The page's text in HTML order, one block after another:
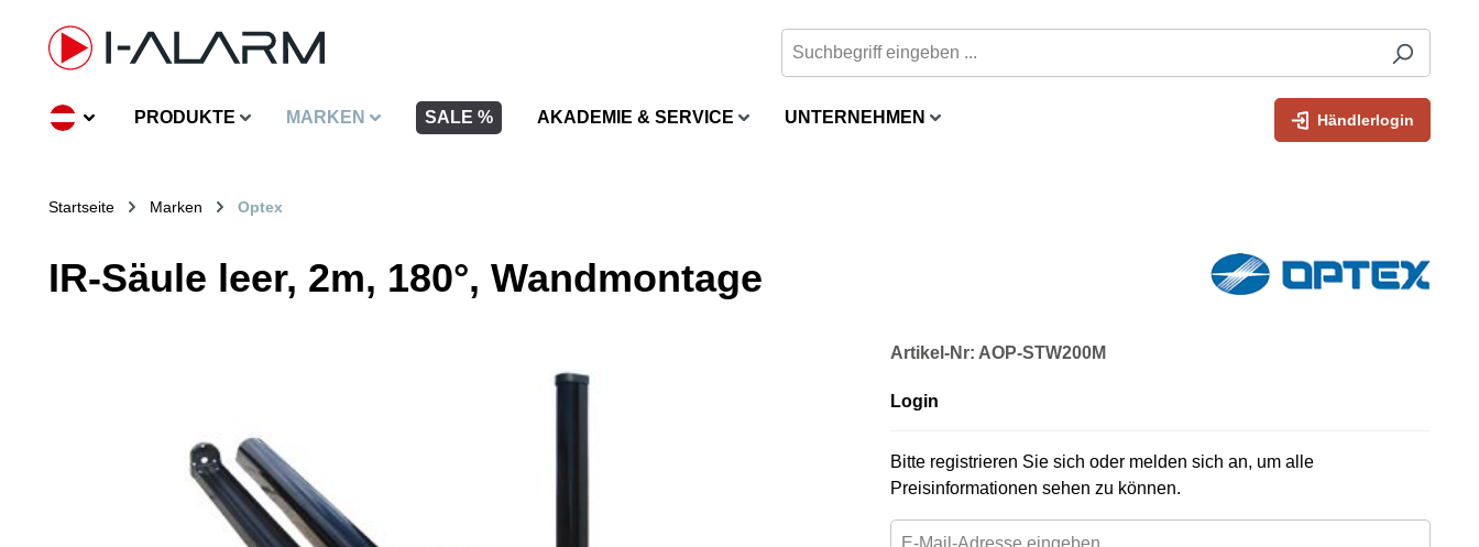
springen
PRODUKTE MARKEN SALE % AKADEMIE & SERVICE UNTERNEHMEN Händlerlogin
Startseite Marken Optex
IR-Säule leer, 2m, 180°, Wandmontage
Artikel-Nr: AOP-STW200M
Login
Bitte registrieren Sie sich oder melden sich an, um alle
Preisinformationen sehen zu können.